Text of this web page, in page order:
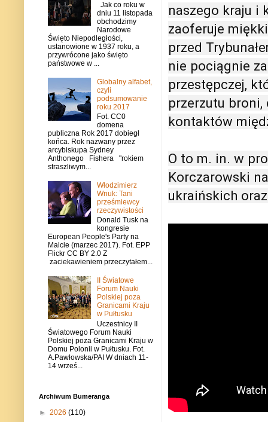
naszego kraju i
zaoferuje
przed
nie pociągnie
przestępczej,
przerzutu
kontaktów
O to m. in. w
Korczarowski
ukraińskich
Jak co roku w
dniu 11 listopada
obchodzimy
Narodowe
Święto Niepodległości,
ustanowione w 1937 roku, a
przywrócone jako święto
państwowe w ...
Globalny alfabet,
czyli
podsumowanie
roku 2017
Fot. CC0
domena
publiczna Rok 2017 dobiegł
końca. Rok nazwany przez
arcybiskupa Sydney
Anthonego Fishera "rokiem
straszliwym...
Włodzimierz
Wnuk: Tani
prześmiewcy
rzeczywistości
Donald Tusk na
kongresie
European People's Party na
Malcie (marzec 2017). Fot. EPP
Flickr CC BY 2.0 Z
zaciekawieniem przeczytałem...
II Światowe
Forum Nauki
Polskiej poza
Granicami Kraju
w Pułtusku
Uczestnicy II
Światowego Forum Nauki
Polskiej poza Granicami Kraju w
Domu Polonii w Pułtusku. Fot.
A.Pawłowska/PAI W dniach 11-
14 wrześ...
Archiwum Bumeranga
► 2026 (110)